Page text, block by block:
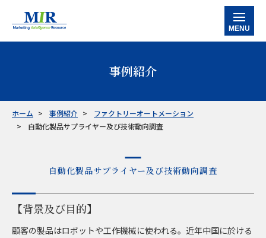
MENU
サービス
お知らせ
事例紹介
ホーム 事例紹介
ファクトリーオートメーション
自動化製品サプライヤー及び技術動向調査
自動化製品サプライヤー及び技術動向調査
【背景及び目的】
顧客の製品はロボットや工作機械に使われる。近年中国に於ける